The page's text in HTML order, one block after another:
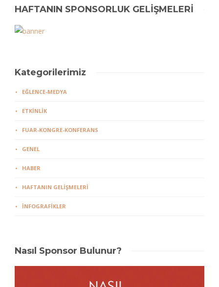
HAFTANIN SPONSORLUK GELİŞMELERİ
Kategorilerimiz
EĞLENCE-MEDYA
ETKINLIK
FUAR-KONGRE-KONFERANS
GENEL
HABER
HAFTANIN GELIŞMELERI
İNFOGRAFIKLER
Nasıl Sponsor Bulunur?